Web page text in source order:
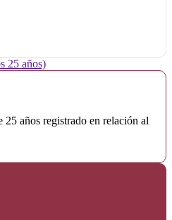
25 años)
25 años registrado en relación al